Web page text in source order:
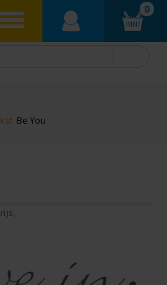
0
Be You